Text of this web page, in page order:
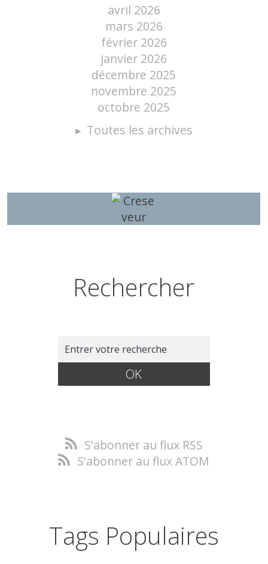
avril 2026
mars 2026
février 2026
janvier 2026
décembre 2025
novembre 2025
octobre 2025
Toutes les archives
Rechercher
S'abonner au flux RSS
S'abonner au flux ATOM
Tags Populaires